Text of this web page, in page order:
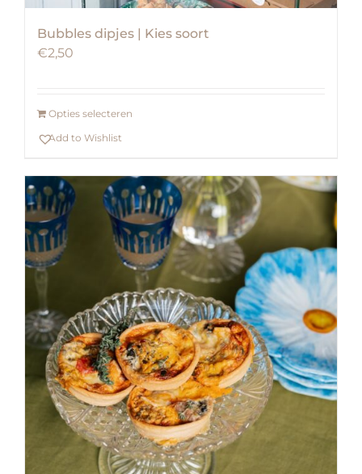
Bubbles dipjes | Kies soort
€2,50
Opties selecteren
Add to Wishlist